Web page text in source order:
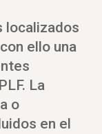
localizados
ello una
La
o
en el